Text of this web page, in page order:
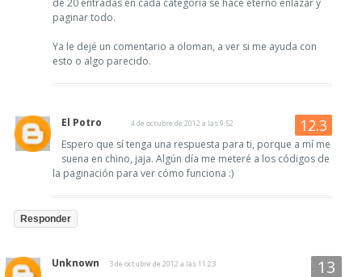
de 20 entradas en cada categoría se hace eterno enlazar y
paginar todo.
Ya le dejé un comentario a oloman, a ver si me ayuda con
esto o algo parecido.
El Potro 4 de octubre de 2012 a las 9:52
Espero que sí tenga una respuesta para ti, porque a mí me
suena en chino, jaja. Algún día me meteré a los códigos de
la paginación para ver cómo funciona :)
Responder
Unknown 3 de octubre de 2012 a las 11:23